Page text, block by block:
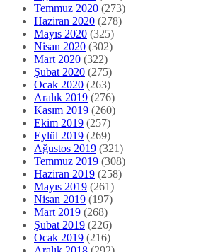
Temmuz 2020 (273)
Haziran 2020 (278)
Mayıs 2020 (325)
Nisan 2020 (302)
Mart 2020 (322)
Şubat 2020 (275)
Ocak 2020 (263)
Aralık 2019 (276)
Kasım 2019 (260)
Ekim 2019 (257)
Eylül 2019 (269)
Ağustos 2019 (321)
Temmuz 2019 (308)
Haziran 2019 (258)
Mayıs 2019 (261)
Nisan 2019 (197)
Mart 2019 (268)
Şubat 2019 (226)
Ocak 2019 (216)